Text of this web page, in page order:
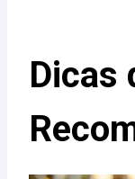
Dicas